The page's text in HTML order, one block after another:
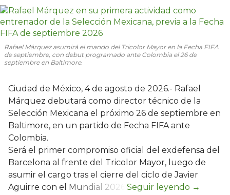
Rafael Márquez asumirá el mando del Tricolor Mayor en la Fecha FIFA
de septiembre, con debut programado ante Colombia el 26 de
septiembre en Baltimore.
Ciudad de México, 4 de agosto de 2026.- Rafael
Márquez debutará como director técnico de la
Selección Mexicana el próximo 26 de septiembre en
Baltimore, en un partido de Fecha FIFA ante
Colombia.
Será el primer compromiso oficial del exdefensa del
Barcelona al frente del Tricolor Mayor, luego de
asumir el cargo tras el cierre del ciclo de Javier
Aguirre con el Mundial 2026.